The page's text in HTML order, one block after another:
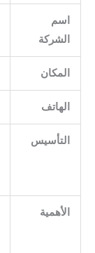
اسم
الشركة
المكان
الهاتف
التأسيس
الأهمية